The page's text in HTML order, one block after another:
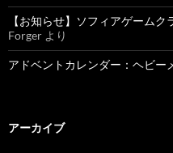
【お知らせ】ソフィアゲーム
Forger より
アドベントカレンダー：ヘビー
アーカイブ